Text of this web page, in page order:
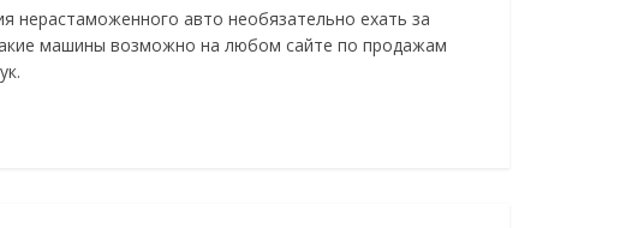
нерастаможенного авто необязательно ехать за
машины возможно на любом сайте по продажам